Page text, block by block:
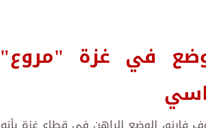
في غزة "مروع"